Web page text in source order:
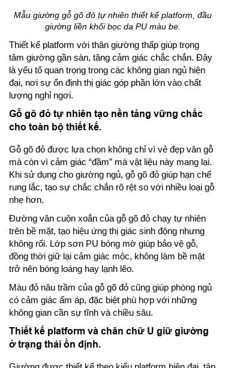
Mẫu giường gỗ gõ đỏ tự nhiên thiết kế platform, đầu
giường liền khối bọc da PU màu be.
Thiết kế platform với thân giường thấp giúp trọng
tâm giường gần sàn, tăng cảm giác chắc chắn. Đây
là yếu tố quan trọng trong các không gian ngủ hiện
đại, nơi sự ổn định thị giác góp phần lớn vào chất
lượng nghỉ ngơi.
Gỗ gõ đỏ tự nhiên tạo nền tảng vững chắc
cho toàn bộ thiết kế.
Gỗ gõ đỏ được lựa chọn không chỉ vì vẻ đẹp vân gỗ
mà còn vì cảm giác “đầm” mà vật liệu này mang lại.
Khi sử dụng cho giường ngủ, gỗ gõ đỏ giúp hạn chế
rung lắc, tạo sự chắc chắn rõ rệt so với nhiều loại gỗ
nhẹ hơn.
Đường vân cuộn xoắn của gỗ gõ đỏ chạy tự nhiên
trên bề mặt, tạo hiệu ứng thị giác sinh động nhưng
không rối. Lớp sơn PU bóng mờ giúp bảo vệ gỗ,
đồng thời giữ lại cảm giác mộc, không làm bề mặt
trở nên bóng loáng hay lạnh lẽo.
Màu đỏ nâu trầm của gỗ gõ đỏ cũng giúp phòng ngủ
có cảm giác ấm áp, đặc biệt phù hợp với những
không gian cần sự tĩnh và chiều sâu.
Thiết kế platform và chân chữ U giữ giường
ở trạng thái ổn định.